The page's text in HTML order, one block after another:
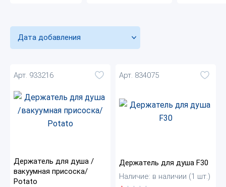
Дата добавления
Арт. 933216
Держатель для душа /
вакуумная присоска/
Potato
Арт. 834075
Держатель для душа F30
Наличие: в наличии (1 шт.)